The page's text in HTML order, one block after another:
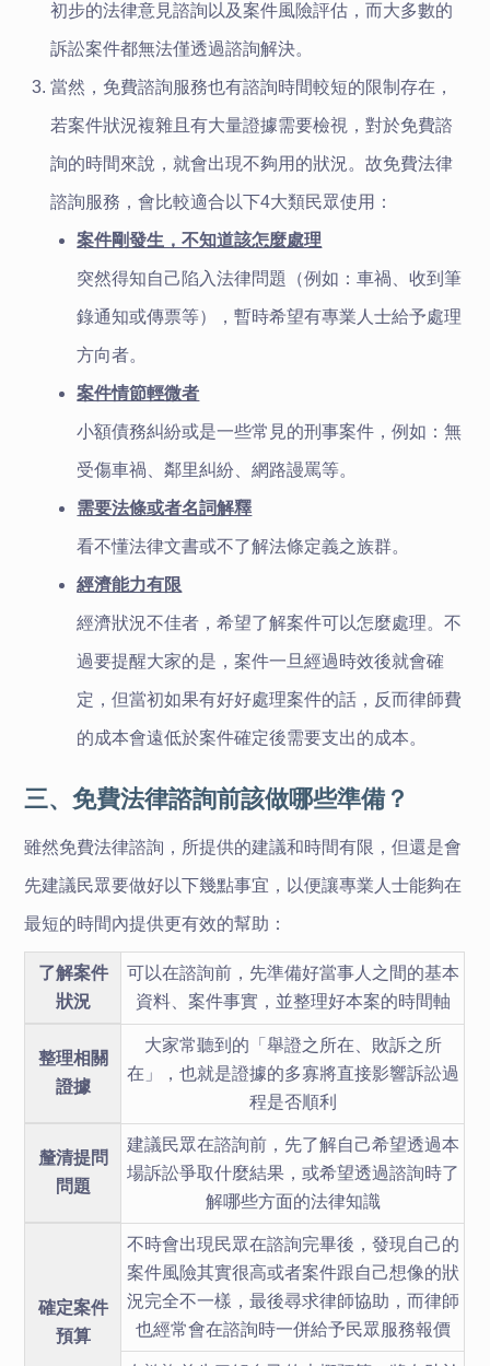
初步的法律意見諮詢以及案件風險評估，而大多數的
訴訟案件都無法僅透過諮詢解決。
當然，免費諮詢服務也有諮詢時間較短的限制存在，
若案件狀況複雜且有大量證據需要檢視，對於免費諮
詢的時間來說，就會出現不夠用的狀況。故免費法律
諮詢服務，會比較適合以下4大類民眾使用：
案件剛發生，不知道該怎麼處理
突然得知自己陷入法律問題（例如：車禍、收到筆
錄通知或傳票等），暫時希望有專業人士給予處理
方向者。
案件情節輕微者
小額債務糾紛或是一些常見的刑事案件，例如：無
受傷車禍、鄰里糾紛、網路謾罵等。
需要法條或者名詞解釋
看不懂法律文書或不了解法條定義之族群。
經濟能力有限
經濟狀況不佳者，希望了解案件可以怎麼處理。不
過要提醒大家的是，案件一旦經過時效後就會確
定，但當初如果有好好處理案件的話，反而律師費
的成本會遠低於案件確定後需要支出的成本。
三、免費法律諮詢前該做哪些準備？
雖然免費法律諮詢，所提供的建議和時間有限，但還是會
先建議民眾要做好以下幾點事宜，以便讓專業人士能夠在
最短的時間內提供更有效的幫助：
了解案件
狀況
可以在諮詢前，先準備好當事人之間的基本
資料、案件事實，並整理好本案的時間軸
整理相關
證據
大家常聽到的「舉證之所在、敗訴之所
在」，也就是證據的多寡將直接影響訴訟過
程是否順利
釐清提問
問題
建議民眾在諮詢前，先了解自己希望透過本
場訴訟爭取什麼結果，或希望透過諮詢時了
解哪些方面的法律知識
確定案件
預算
不時會出現民眾在諮詢完畢後，發現自己的
案件風險其實很高或者案件跟自己想像的狀
況完全不一樣，最後尋求律師協助，而律師
也經常會在諮詢時一併給予民眾服務報價